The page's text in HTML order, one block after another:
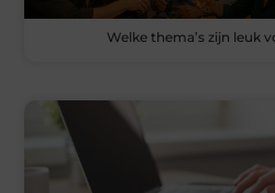
Welke thema’s zijn leuk